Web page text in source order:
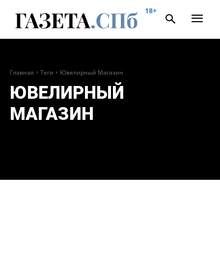
18+
Главная Теги Ювелирный Магазин
ЮВЕЛИРНЫЙ
МАГАЗИН